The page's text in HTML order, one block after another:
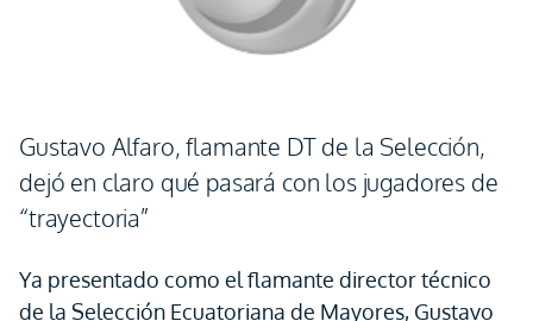
Gustavo Alfaro, flamante DT de la Selección,
dejó en claro qué pasará con los jugadores de
“trayectoria”
Ya presentado como el flamante director técnico
de la Selección Ecuatoriana de Mayores, Gustavo